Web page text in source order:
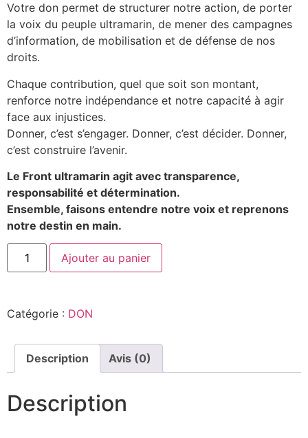
Votre don permet de structurer notre action, de porter
la voix du peuple ultramarin, de mener des campagnes
d’information, de mobilisation et de défense de nos
droits.
Chaque contribution, quel que soit son montant,
renforce notre indépendance et notre capacité à agir
face aux injustices.
Donner, c’est s’engager. Donner, c’est décider. Donner,
c’est construire l’avenir.
Le Front ultramarin agit avec transparence,
responsabilité et détermination.
Ensemble, faisons entendre notre voix et reprenons
notre destin en main.
Ajouter au panier
Catégorie : DON
Description Avis (0)
Description